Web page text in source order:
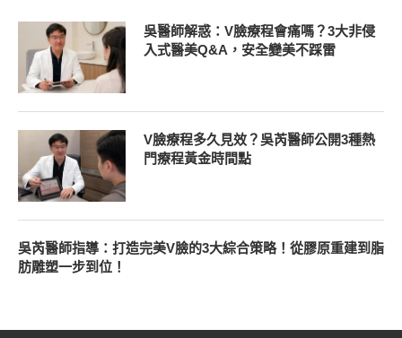
吳醫師解惑：V臉療程會痛嗎？3大非侵
入式醫美Q&A，安全變美不踩雷
V臉療程多久見效？吳芮醫師公開3種熱
門療程黃金時間點
吳芮醫師指導：打造完美V臉的3大綜合策略！從膠原重建到脂
肪雕塑一步到位！